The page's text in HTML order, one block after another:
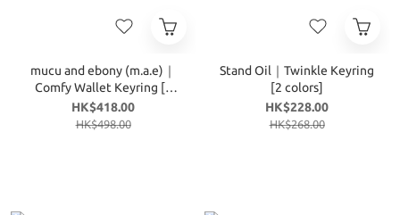
mucu and ebony (m.a.e)｜
Comfy Wallet Keyring [3
colors]
HK$418.00
HK$498.00
Stand Oil｜Twinkle Keyring
[2 colors]
HK$228.00
HK$268.00